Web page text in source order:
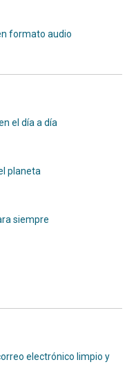
formato audio
el día a día
planeta
siempre
electrónico limpio y